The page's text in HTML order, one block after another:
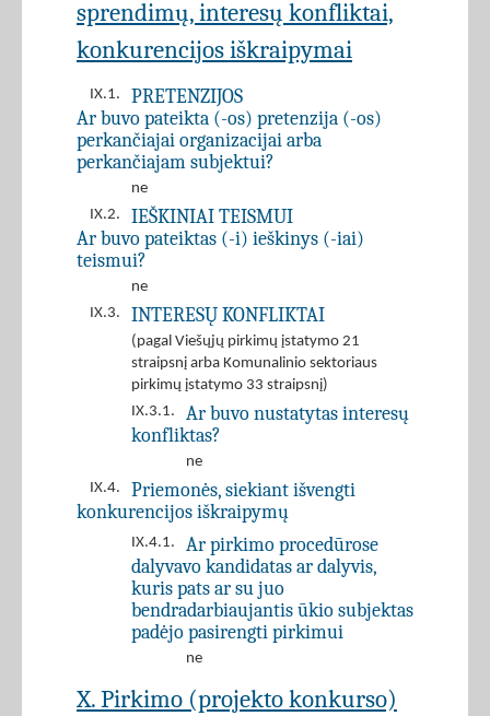
sprendimų, interesų konfliktai,
konkurencijos iškraipymai
IX.1.
PRETENZIJOS
Ar buvo pateikta (-os) pretenzija (-os)
perkančiajai organizacijai arba
perkančiajam subjektui?
ne
IX.2.
IEŠKINIAI TEISMUI
Ar buvo pateiktas (-i) ieškinys (-iai)
teismui?
ne
IX.3.
INTERESŲ KONFLIKTAI
(pagal Viešųjų pirkimų įstatymo 21
straipsnį arba Komunalinio sektoriaus
pirkimų įstatymo 33 straipsnį)
IX.3.1.
Ar buvo nustatytas interesų
konfliktas?
ne
IX.4.
Priemonės, siekiant išvengti
konkurencijos iškraipymų
IX.4.1.
Ar pirkimo procedūrose
dalyvavo kandidatas ar dalyvis,
kuris pats ar su juo
bendradarbiaujantis ūkio subjektas
padėjo pasirengti pirkimui
ne
X. Pirkimo (projekto konkurso)